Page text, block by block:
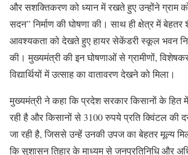
और सशक्तिकरण को ध्यान में रखते हुए उन्होंने ग्राम
सदन” निर्माण की घोषणा की। साथ ही क्षेत्र में
आवश्यकता को देखते हुए हायर सेकेंडरी स्कूल भवन
की। मुख्यमंत्री की इन घोषणाओं से ग्रामीणों,
विद्यार्थियों में उत्साह का वातावरण देखने को मिला।
मुख्यमंत्री ने कहा कि प्रदेश सरकार किसानों के हित
रही है और किसानों से 3100 रुपये प्रति क्विंटल की
जा रही है, जिससे उन्हें उनकी उपज का बेहतर मूल्य
कि सुशासन तिहार के माध्यम से जनप्रतिनिधि और